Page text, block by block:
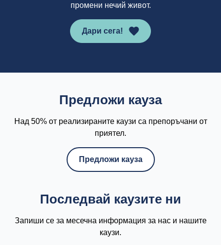
промени нечий живот.
Дари сега!
Предложи кауза
Над 50% от реализираните каузи са препоръчани от
приятел.
Предложи кауза
Последвай каузите ни
Запиши се за месечна информация за нас и нашите
каузи.